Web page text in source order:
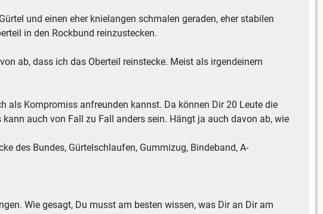
und einen eher knielangen schmalen geraden, eher stabilen
in den Rockbund reinzustecken.
ab, dass ich das Oberteil reinstecke. Meist als irgendeinem
als Kompromiss anfreunden kannst. Da können Dir 20 Leute die
auch von Fall zu Fall anders sein. Hängt ja auch davon ab, wie
des Bundes, Gürtelschlaufen, Gummizug, Bindeband, A-
Wie gesagt, Du musst am besten wissen, was Dir an Dir am